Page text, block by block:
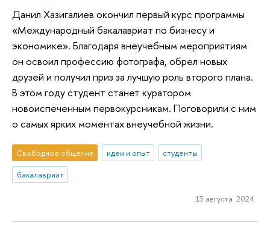
Данил Хазигалиев окончил первый курс программы
«Международный бакалавриат по бизнесу и
экономике». Благодаря внеучебным мероприятиям
он освоил профессию фотографа, обрел новых
друзей и получил приз за лучшую роль второго плана.
В этом году студент станет куратором
новоиспеченным первокурсникам. Поговорили с ним
о самых ярких моментах внеучебной жизни.
Свободное общение идеи и опыт
студенты
бакалавриат
13 августа 2024